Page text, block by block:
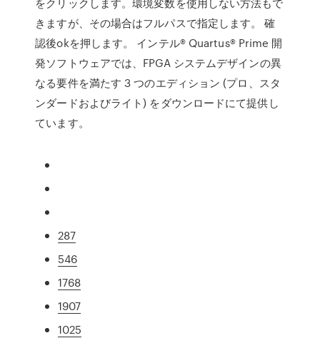
きますが、その場合はフルパスで指定します。 確
認後okを押します。 インテル® Quartus® Prime 開
発ソフトウェアでは、FPGA システムデザインの異
なる要件を満たす 3 つのエディション (プロ、スタ
ンダードおよびライト) をダウンロードにて提供し
ています。
287
546
1768
1907
1025